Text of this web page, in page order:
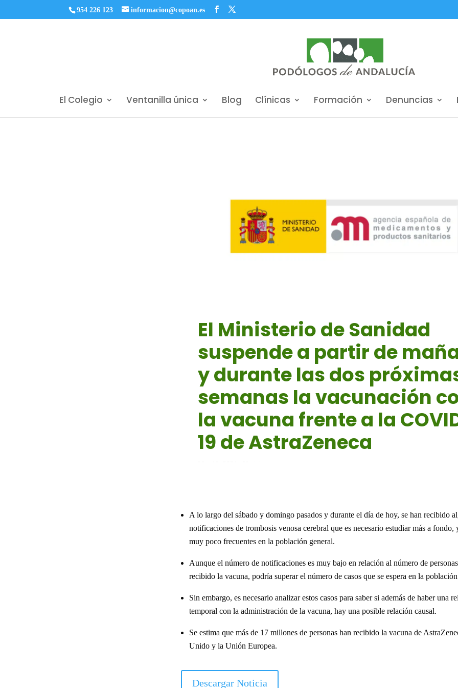
954 226 123 informacion@copoan.es
El Colegio Ventanilla única Blog Clínicas Formación Denuncias
El Ministerio de Sanidad
suspende a partir de
y durante las dos
semanas la vacunación
la vacuna frente a la
19 de AstraZeneca
Mar 16, 2021 |Noticias
A lo largo del sábado y domingo pasados y durante el día de hoy, se han recibido
notificaciones de trombosis venosa cerebral que es necesario estudiar más a fondo,
muy poco frecuentes en la población general.
Aunque el número de notificaciones es muy bajo en relación al número de
recibido la vacuna, podría superar el número de casos que se espera en la
Sin embargo, es necesario analizar estos casos para saber si además de haber una
temporal con la administración de la vacuna, hay una posible relación causal.
Se estima que más de 17 millones de personas han recibido la vacuna de
Unido y la Unión Europea.
Descargar Noticia